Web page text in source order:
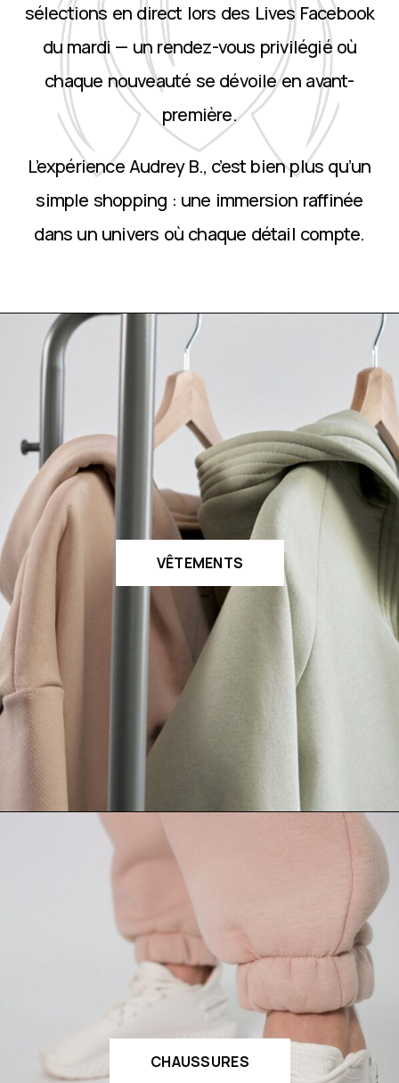
sélections en direct lors des Lives Facebook
du mardi — un rendez-vous privilégié où
chaque nouveauté se dévoile en avant-
première.
L’expérience Audrey B., c’est bien plus qu’un
simple shopping : une immersion raffinée
dans un univers où chaque détail compte.
VÊTEMENTS
CHAUSSURES